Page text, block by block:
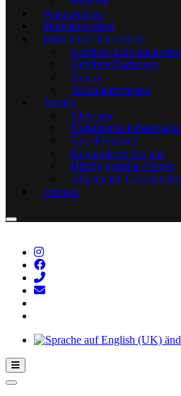
Wanderreisen
Multiaktivreisen
Individual / Kurzreisen
Geführte
Geführte Radreisen
Safaris
Selbstfahrerreisen
Service
Über uns
Noluthando
Gast-Feedback
Kontaktieren Sie uns
Häufig gestellte Fragen
Allgemeine
Termine
Hamburger Toggle-Menü